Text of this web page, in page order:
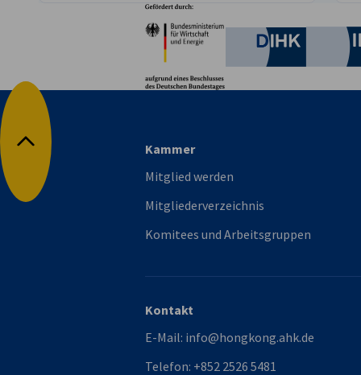
Nach oben
Kammer
Mitglied werden
Mitgliederverzeichnis
Komitees und Arbeitsgruppen
Kontakt
E-Mail: info@hongkong.ahk.de
Telefon: +852 2526 5481